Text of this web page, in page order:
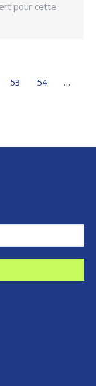
pour cette
53 54
…